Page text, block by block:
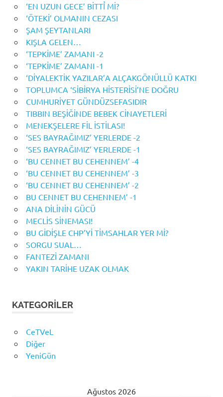
‘EN UZUN GECE’ BİTTỈ Mİ?
‘ÖTEKİ’ OLMANIN CEZASI
ŞAM ŞEYTANLARI
KIŞLA GELEN…
‘TEPKİME’ ZAMANI -2
‘TEPKİME’ ZAMANI -1
‘DİYALEKTİK YAZILAR’A ALÇAKGÖNÜLLÜ KATKI
TOPLUMCA ‘SİBİRYA HİSTERİSİ’NE DOĞRU
CUMHURİYET GÜNDÜZSEFASIDIR
TIBBIN BEŞİĞİNDE BEBEK CİNAYETLERİ
MENEKŞELERE FİL İSTİLASI!
‘SES BAYRAĞIMIZ’ YERLERDE -2
‘SES BAYRAĞIMIZ’ YERLERDE -1
‘BU CENNET BU CEHENNEM’ -4
‘BU CENNET BU CEHENNEM’ -3
‘BU CENNET BU CEHENNEM’ -2
BU CENNET BU CEHENNEM’ -1
ANA DİLİNİN GÜCÜ
MECLİS SİNEMASI!
BU GİDİŞLE CHP’Yİ TİMSAHLAR YER Mİ?
SORGU SUAL…
FANTEZİ ZAMANI
YAKIN TARİHE UZAK OLMAK
KATEGORILER
CeTVeL
Diğer
YeniGün
Ağustos 2026